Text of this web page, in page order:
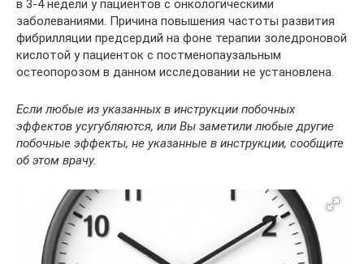
в 3-4 недели у пациентов с онкологическими
заболеваниями. Причина повышения частоты развития
фибрилляции предсердий на фоне терапии золедроновой
кислотой у пациенток с постменопаузальным
остеопорозом в данном исследовании не установлена.
Если любые из указанных в инструкции побочных
эффектов усугубляются, или Вы заметили любые другие
побочные эффекты, не указанные в инструкции, сообщите
об этом врачу.